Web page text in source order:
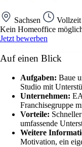
Sachsen Vollzeit
Kein Homeoffice
Jetzt bewerben
Auf einen Blick
Aufgaben: Baue
Studio mit
Unternehmen:
Franchisegruppe
Vorteile:
umfassende
Weitere
Motivation, ein